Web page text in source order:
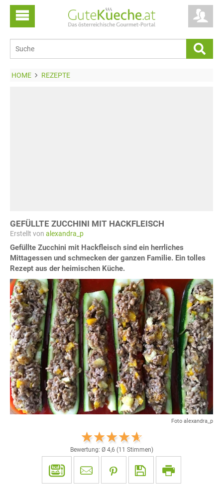
HOME REZEPTE
GEFÜLLTE ZUCCHINI MIT HACKFLEISCH
Erstellt von alexandra_p
Gefüllte Zucchini mit Hackfleisch sind ein herrliches
Mittagessen und schmecken der ganzen Familie. Ein tolles
Rezept aus der heimischen Küche.
Foto alexandra_p
Bewertung: Ø 4,6 (11 Stimmen)